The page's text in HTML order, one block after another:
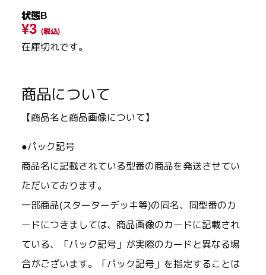
状態B
¥3 (税込)
在庫切れです。
商品について
【商品名と商品画像について】
●パック記号
商品名に記載されている型番の商品を発送させてい
ただいております。
一部商品(スターターデッキ等)の同名、同型番のカ
ードにつきましては、商品画像のカードに記載され
ている、「パック記号」が実際のカードと異なる場
合がございます。「パック記号」を指定することは